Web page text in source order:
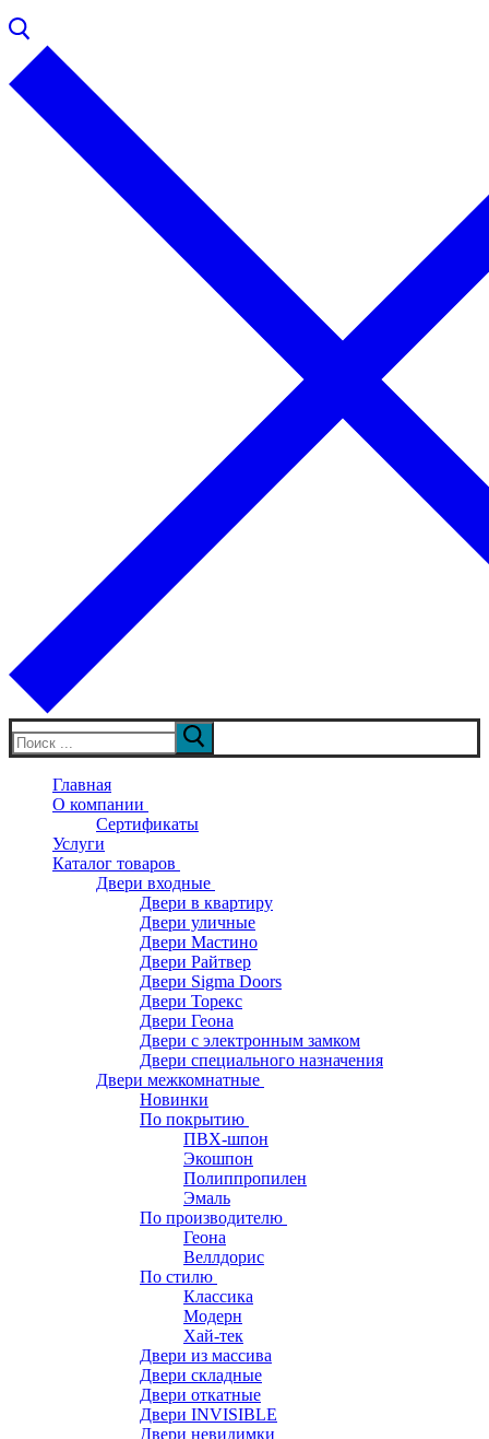
Искать:
Главная
О компании
Сертификаты
Услуги
Каталог товаров
Двери входные
Двери в квартиру
Двери уличные
Двери Мастино
Двери Райтвер
Двери Sigma Doors
Двери Торекс
Двери Геона
Двери с электронным замком
Двери специального назначения
Двери межкомнатные
Новинки
По покрытию
ПВХ-шпон
Экошпон
Полиппропилен
Эмаль
По производителю
Геона
Веллдорис
По стилю
Классика
Модерн
Хай-тек
Двери из массива
Двери складные
Двери откатные
Двери INVISIBLE
Двери невидимки